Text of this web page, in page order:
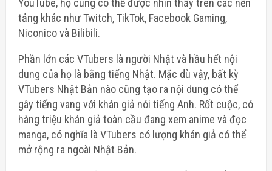
YouTube, họ cũng có thể được nhìn thấy trên các nền
tảng khác như Twitch, TikTok, Facebook Gaming,
Niconico và Bilibili.
Phần lớn các VTubers là người Nhật và hầu hết nội
dung của họ là bằng tiếng Nhật. Mặc dù vậy, bất kỳ
VTubers Nhật Bản nào cũng tạo ra nội dung có thể
gây tiếng vang với khán giả nói tiếng Anh. Rốt cuộc, có
hàng triệu khán giả toàn cầu đang xem anime và đọc
manga, có nghĩa là VTubers có lượng khán giả có thể
mở rộng ra ngoài Nhật Bản.